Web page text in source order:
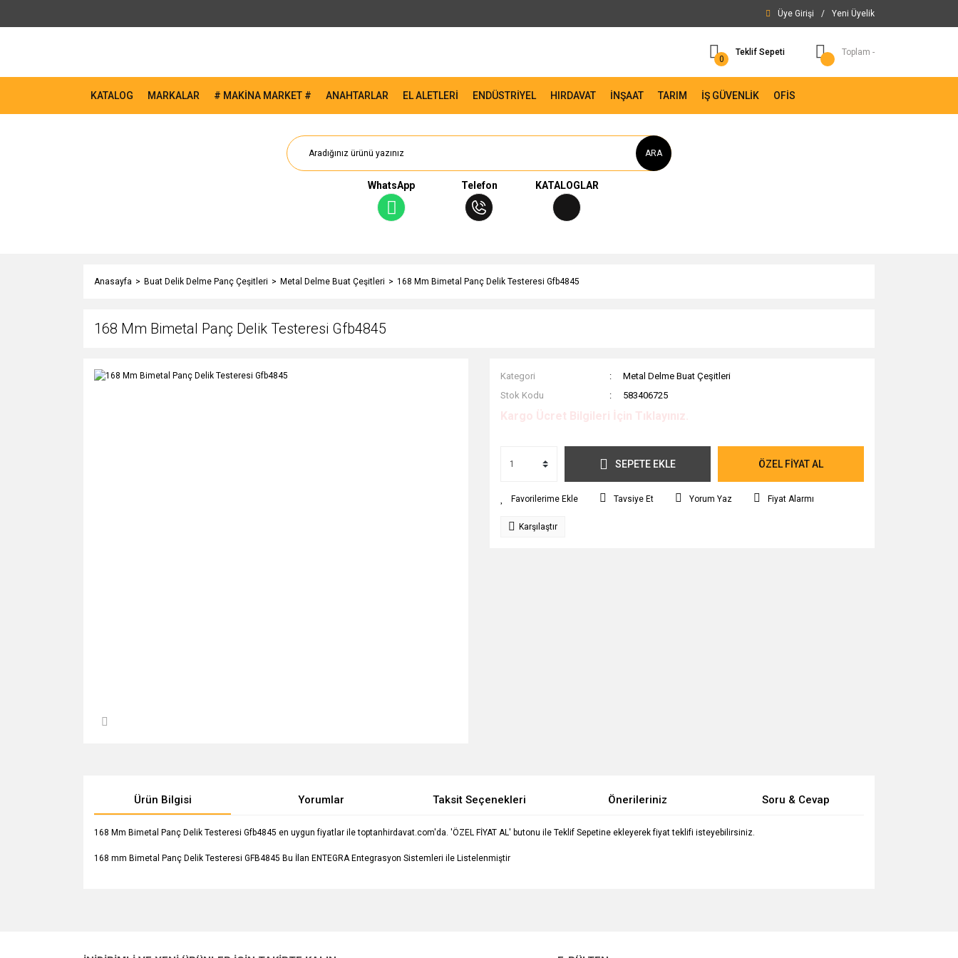
Üye Girişi / Yeni Üyelik
0
Teklif Sepeti Toplam -
KATALOG MARKALAR # MAKİNA MARKET # ANAHTARLAR EL ALETLERİ ENDÜSTRİYEL HIRDAVAT İNŞAAT TARIM İŞ GÜVENLİK OFİS
ARA
WhatsApp Telefon KATALOGLAR
Anasayfa Buat Delik Delme Panç Çeşitleri Metal Delme Buat Çeşitleri 168 Mm Bimetal Panç Delik Testeresi Gfb4845
168 Mm Bimetal Panç Delik Testeresi Gfb4845
Kategori
Metal Delme Buat Çeşitleri
Stok Kodu
583406725
Kargo Ücret Bilgileri İçin Tıklayınız.
SEPETE EKLE ÖZEL FİYAT AL
Tavsiye Et Yorum Yaz Fiyat Alarmı
Karşılaştır
Ürün Bilgisi Yorumlar Taksit Seçenekleri Önerileriniz Soru & Cevap
168 Mm Bimetal Panç Delik Testeresi Gfb4845 en uygun fiyatlar ile toptanhirdavat.com'da. 'ÖZEL FİYAT AL' butonu ile Teklif Sepetine ekleyerek fiyat teklifi isteyebilirsiniz.
168 mm Bimetal Panç Delik Testeresi GFB4845 Bu İlan ENTEGRA Entegrasyon Sistemleri ile Listelenmiştir